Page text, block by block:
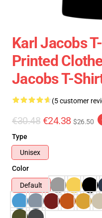
Karl Jacobs
Printed
Jacobs T-
(5 customer
€30.48 €24.38 $26.50
Type
Unisex
Color
Default